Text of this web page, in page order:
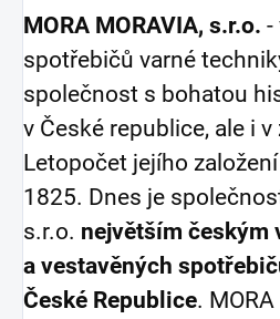
MORA MORAVIA, s.r.o. -
spotřebičů varné
společnost s bohatou
v České republice, ale i v
Letopočet jejího
1825. Dnes je
s.r.o. největším českým
a vestavěných
České Republice.